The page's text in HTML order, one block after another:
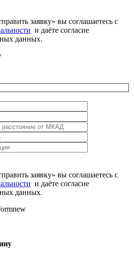
заявку» вы соглашаетесь с
и даёте согласие
данных.
заявку» вы соглашаетесь с
и даёте согласие
данных.